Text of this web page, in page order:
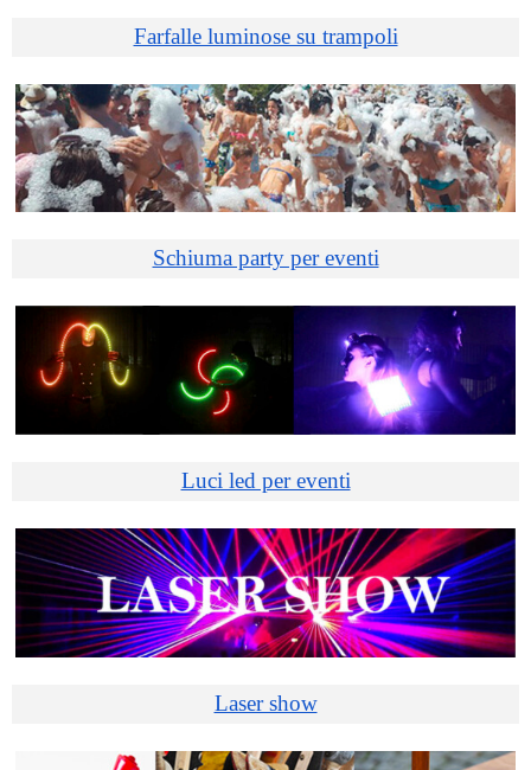
Farfalle luminose su trampoli
Schiuma party per eventi
Luci led per eventi
Laser show